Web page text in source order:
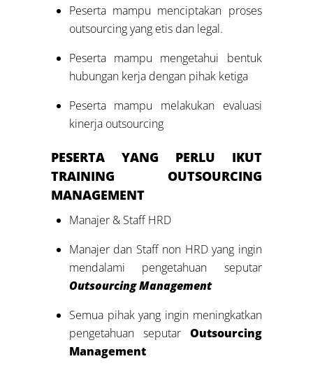
Peserta mampu menciptakan proses
outsourcing yang etis dan legal.
Peserta mampu mengetahui bentuk
hubungan kerja dengan pihak ketiga
Peserta mampu melakukan evaluasi
kinerja outsourcing
PESERTA YANG PERLU IKUT
TRAINING OUTSOURCING
MANAGEMENT
Manajer & Staff HRD
Manajer dan Staff non HRD yang ingin
mendalami pengetahuan seputar
Outsourcing Management
Semua pihak yang ingin meningkatkan
pengetahuan seputar Outsourcing
Management